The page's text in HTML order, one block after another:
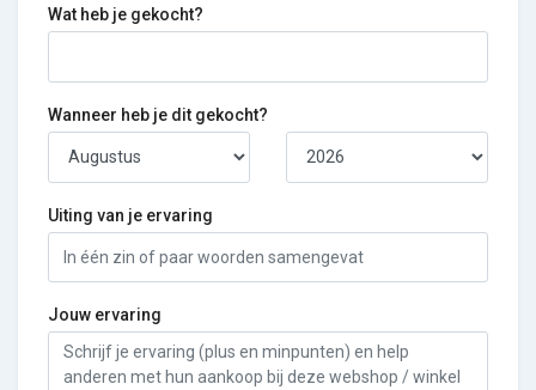
Wat heb je gekocht?
Wanneer heb je dit gekocht?
Uiting van je ervaring
Jouw ervaring